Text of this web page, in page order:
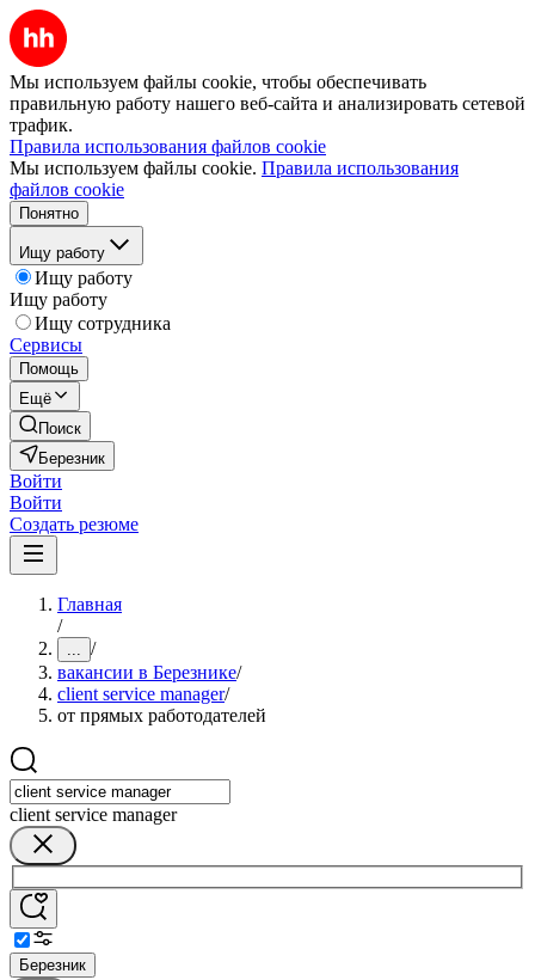
Мы используем файлы cookie, чтобы обеспечивать
правильную работу нашего веб-сайта и анализировать сетевой
трафик.
Правила использования файлов cookie
Мы используем файлы cookie. Правила использования
файлов cookie
Понятно
Ищу работу
Ищу работу
Ищу работу
Ищу сотрудника
Сервисы
Помощь
Ещё
Поиск
Березник
Войти
Войти
Создать резюме
Главная
/
... /
вакансии в Березнике/
client service manager/
от прямых работодателей
client service manager
Березник